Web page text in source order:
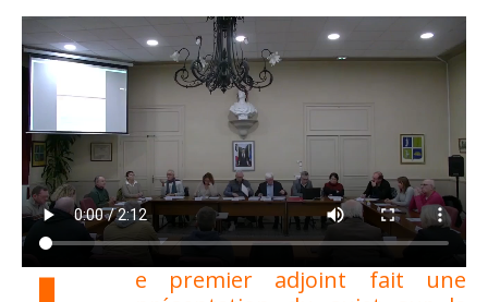
e premier adjoint fait une